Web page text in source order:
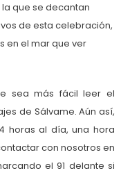
que se decantan
de esta celebración,
en el mar que ver
sea más fácil leer el
de Sálvame. Aún así,
horas al día, una hora
con nosotros en
el 91 delante si